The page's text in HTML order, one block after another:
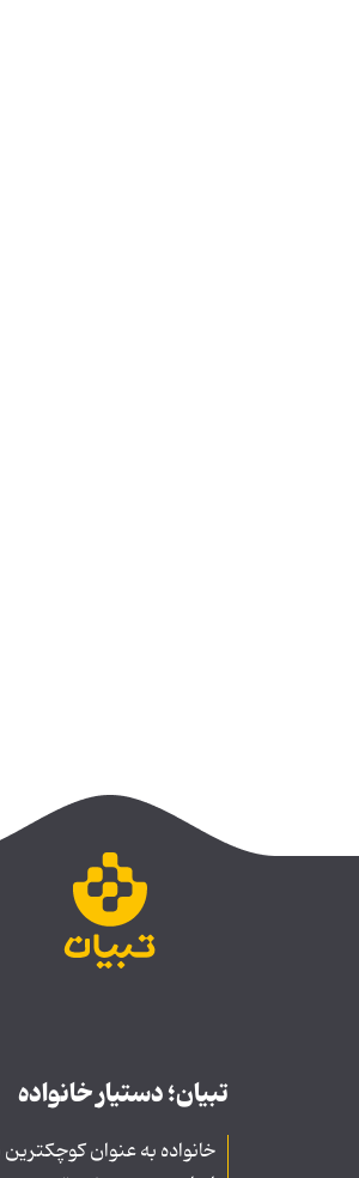
تبیان؛ دستیار خانواده
خانواده به عنوان